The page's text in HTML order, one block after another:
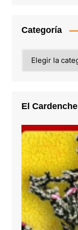
Categoría
El Cardenche